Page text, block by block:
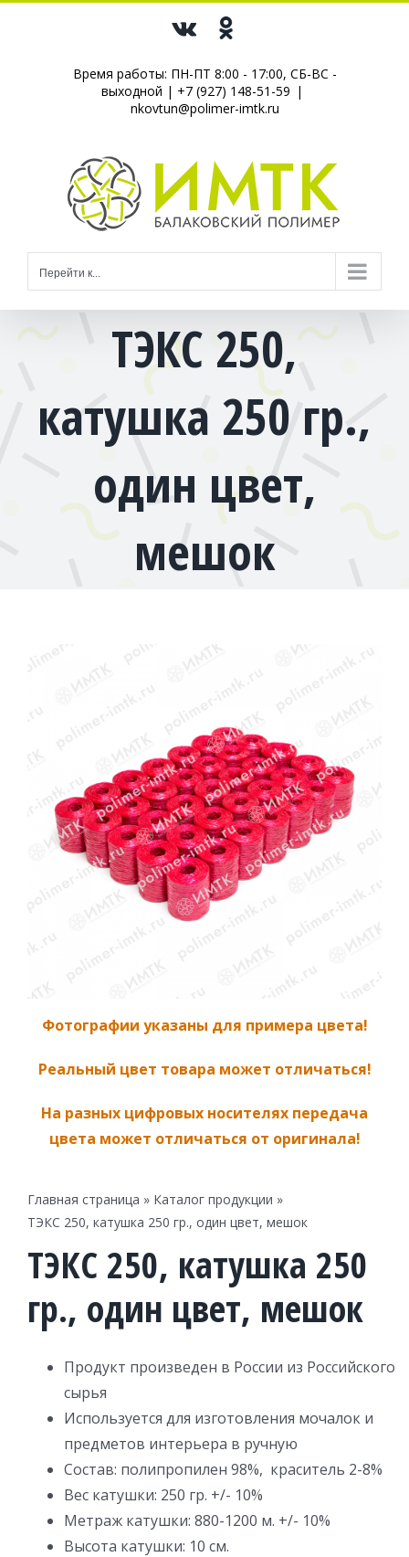
VkОдноклассники
Время работы: ПН-ПТ 8:00 - 17:00, СБ-ВС -
выходной | +7 (927) 148-51-59 |
nkovtun@polimer-imtk.ru
Перейти к...
ТЭКС 250,
катушка 250 гр.,
один цвет,
мешок
Фотографии указаны для примера цвета!
Реальный цвет товара может отличаться!
На разных цифровых носителях передача
цвета может отличаться от оригинала!
Главная страница » Каталог продукции »
ТЭКС 250, катушка 250 гр., один цвет, мешок
ТЭКС 250, катушка 250
гр., один цвет, мешок
Продукт произведен в России из Российского
сырья
Используется для изготовления мочалок и
предметов интерьера в ручную
Состав: полипропилен 98%, краситель 2-8%
Вес катушки: 250 гр. +/- 10%
Метраж катушки: 880-1200 м. +/- 10%
Высота катушки: 10 см.